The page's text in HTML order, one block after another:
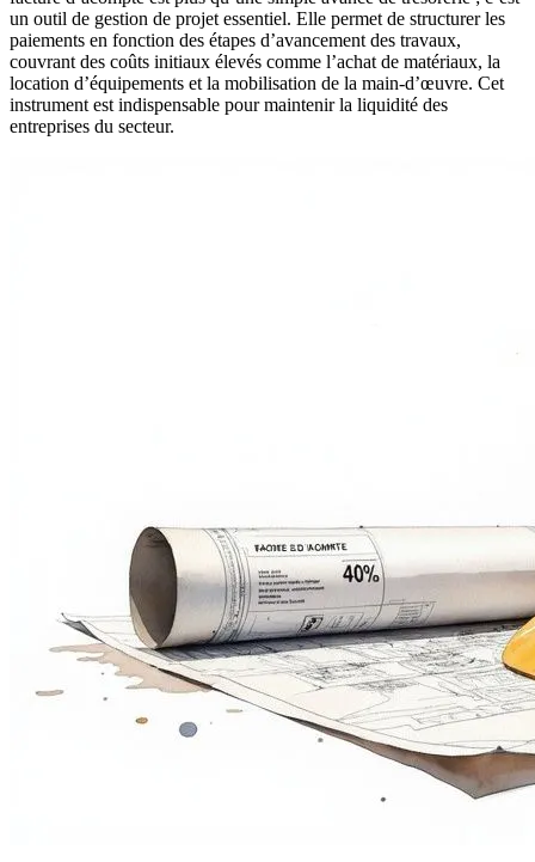
un outil de gestion de projet essentiel. Elle permet de structurer les
paiements en fonction des étapes d’avancement des travaux,
couvrant des coûts initiaux élevés comme l’achat de matériaux, la
location d’équipements et la mobilisation de la main-d’œuvre. Cet
instrument est indispensable pour maintenir la liquidité des
entreprises du secteur.